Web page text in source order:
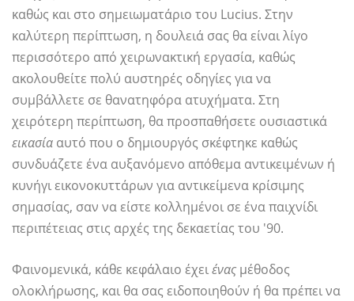
καθώς και στο σημειωματάριο του Lucius. Στην
καλύτερη περίπτωση, η δουλειά σας θα είναι λίγο
περισσότερο από χειρωνακτική εργασία, καθώς
ακολουθείτε πολύ αυστηρές οδηγίες για να
συμβάλλετε σε θανατηφόρα ατυχήματα. Στη
χειρότερη περίπτωση, θα προσπαθήσετε ουσιαστικά
εικασία αυτό που ο δημιουργός σκέφτηκε καθώς
συνδυάζετε ένα αυξανόμενο απόθεμα αντικειμένων ή
κυνήγι εικονοκυττάρων για αντικείμενα κρίσιμης
σημασίας, σαν να είστε κολλημένοι σε ένα παιχνίδι
περιπέτειας στις αρχές της δεκαετίας του '90.
Φαινομενικά, κάθε κεφάλαιο έχειένας μέθοδος
ολοκλήρωσης, και θα σας ειδοποιηθούν ή θα πρέπει να